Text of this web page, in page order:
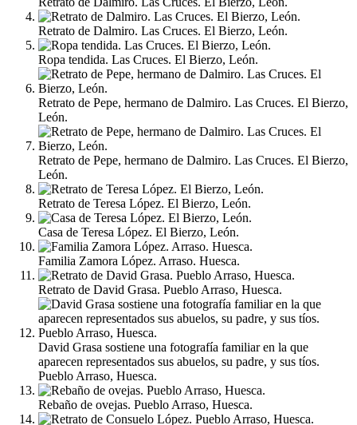
Retrato de Dalmiro. Las Cruces. El Bierzo, León.
Ropa tendida. Las Cruces. El Bierzo, León.
Retrato de Pepe, hermano de Dalmiro. Las Cruces. El Bierzo,
León.
Retrato de Pepe, hermano de Dalmiro. Las Cruces. El Bierzo,
León.
Retrato de Teresa López. El Bierzo, León.
Casa de Teresa López. El Bierzo, León.
Familia Zamora López. Arraso. Huesca.
Retrato de David Grasa. Pueblo Arraso, Huesca.
David Grasa sostiene una fotografía familiar en la que
aparecen representados sus abuelos, su padre, y sus tíos.
Pueblo Arraso, Huesca.
Rebaño de ovejas. Pueblo Arraso, Huesca.